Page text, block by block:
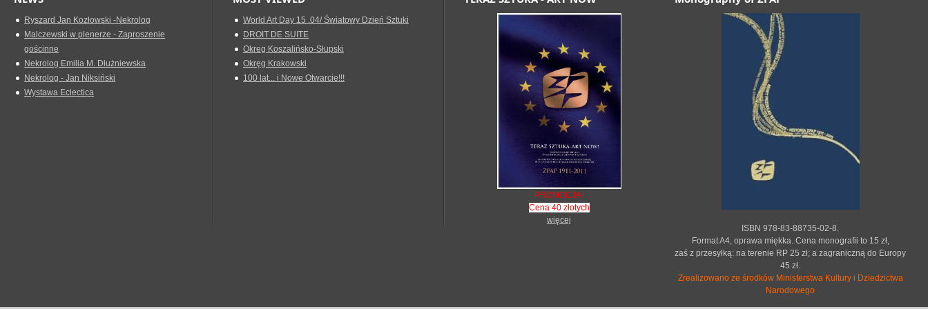
Ryszard Jan Kozłowski -Nekrolog
Malczewski w plenerze - Zaproszenie
gościnne
Nekrolog Emilia M. Dłużniewska
Nekrolog - Jan Niksiński
Wystawa Eclectica
World Art Day 15 .04/ Światowy Dzień Sztuki
DROIT DE SUITE
Okreg Koszalińsko-Słupski
Okręg Krakowski
100 lat... i Nowe Otwarcie!!!
PROMOCJA!
Cena 40 złotych
więcej
ISBN 978-83-88735-02-8.
Format A4, oprawa miękka. Cena monografii to 15 zł,
zaś z przesyłką: na terenie RP 25 zł; a zagraniczną do Europy
45 zł.
Zrealizowano ze środków Ministerstwa Kultury i Dziedzictwa
Narodowego